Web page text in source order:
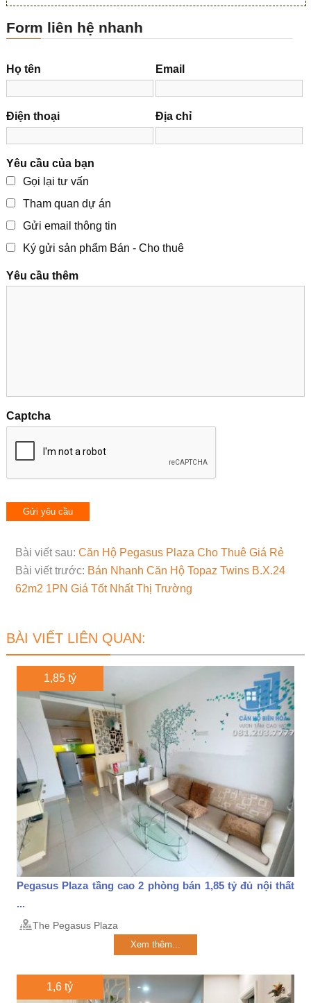
Form liên hệ nhanh
Họ tên Email
Điện thoại Địa chỉ
Yêu cầu của bạn
Gọi lại tư vấn
Tham quan dự án
Gửi email thông tin
Ký gửi sản phẩm Bán - Cho thuê
Yêu cầu thêm
Captcha
Bài viết sau: Căn Hộ Pegasus Plaza Cho Thuê Giá Rẻ
Bài viết trước: Bán Nhanh Căn Hộ Topaz Twins B.X.24
62m2 1PN Giá Tốt Nhất Thị Trường
BÀI VIẾT LIÊN QUAN:
1,85 tỷ
Pegasus Plaza tầng cao 2 phòng bán 1,85 tỷ đủ nội thất
...
The Pegasus Plaza
Xem thêm...
1,6 tỷ